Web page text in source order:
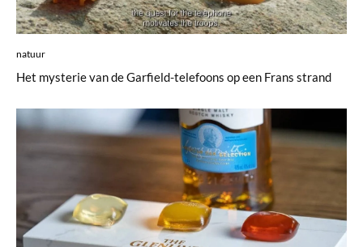
natuur
Het mysterie van de Garfield-telefoons op een Frans strand